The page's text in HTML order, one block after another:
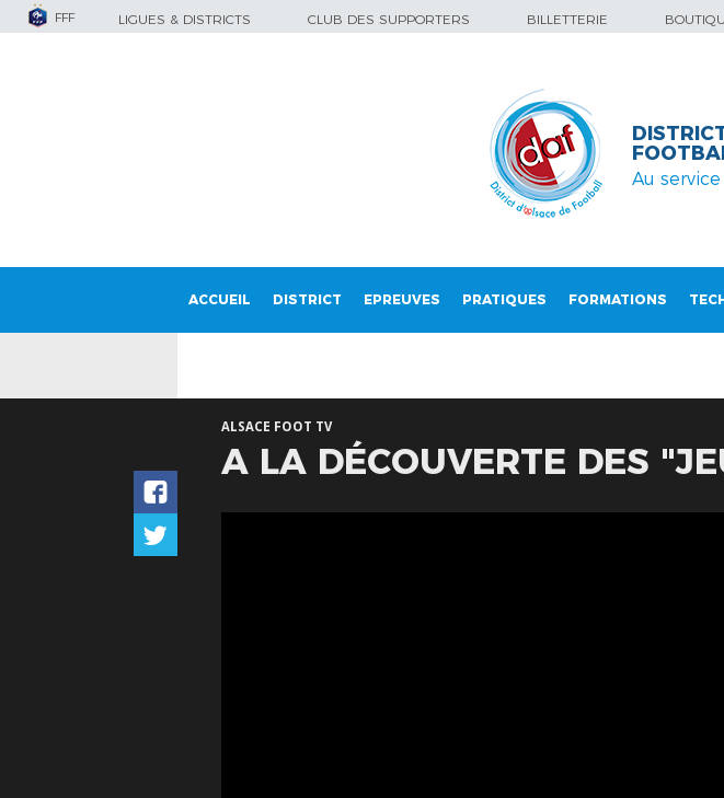
FFF LIGUES & DISTRICTS CLUB DES SUPPORTERS BILLETTERIE
Au
ACCUEIL DISTRICT EPREUVES PRATIQUES FORMATIONS
ALSACE FOOT TV
A LA DÉCOUVERTE DES